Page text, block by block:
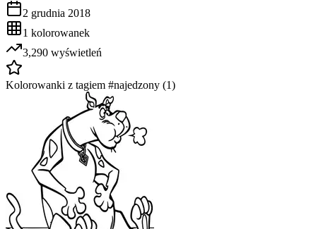
2 grudnia 2018
1 kolorowanek
3,290 wyświetleń
Kolorowanki z tagiem #najedzony (1)